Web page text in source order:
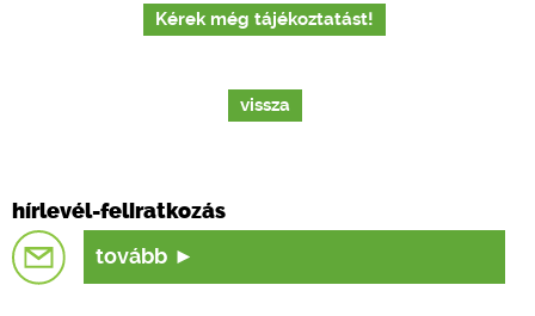
Kérek még tájékoztatást!
vissza
hírlevél-feliratkozás
tovább